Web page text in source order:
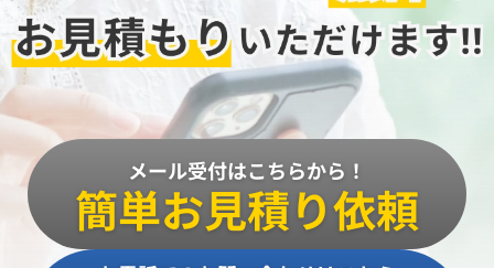
メール受付はこちらから！
簡単お見積り依頼